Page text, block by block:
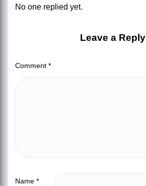
No one replied yet.
Leave a Reply
Comment *
Name *